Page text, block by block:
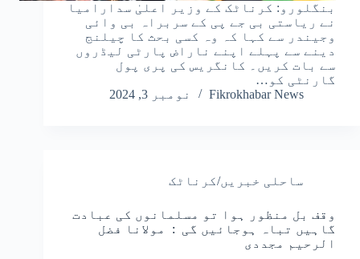
بنگلورو: کرناٹک کے وزیر اعلیٰ سدارامیا
نے ریاستی بی جے پی کے سربراہ بی وائی
وجیندر سے کہا کہ وہ کسی بحث کا چیلنج
دینے سے پہلے اپنے ناراض پارٹی لیڈروں
سے بات کریں۔ کانگریس کی پری پول
گارنٹی کو…
Fikrokhabar News
نومبر 3, 2024
ساحلی خبریں/کرناٹک
وقف بل منظور ہوا تو مسلمانوں کی عبادت
گاہیں تباہ ہوجائیں گی : مولانا فضل
الرحیم مجددی